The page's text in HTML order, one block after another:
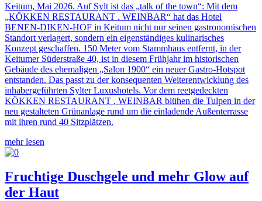
Keitum, Mai 2026. Auf Sylt ist das „talk of the town“: Mit dem
„KÖKKEN RESTAURANT . WEINBAR“ hat das Hotel
BENEN-DIKEN-HOF in Keitum nicht nur seinen gastronomischen
Standort verlagert, sondern ein eigenständiges kulinarisches
Konzept geschaffen. 150 Meter vom Stammhaus entfernt, in der
Keitumer Süderstraße 40, ist in diesem Frühjahr im historischen
Gebäude des ehemaligen „Salon 1900“ ein neuer Gastro-Hotspot
entstanden. Das passt zu der konsequenten Weiterentwicklung des
inhabergeführten Sylter Luxushotels. Vor dem reetgedeckten
KÖKKEN RESTAURANT . WEINBAR blühen die Tulpen in der
neu gestalteten Grünanlage rund um die einladende Außenterrasse
mit ihren rund 40 Sitzplätzen.
mehr lesen
Fruchtige Duschgele und mehr Glow auf
der Haut